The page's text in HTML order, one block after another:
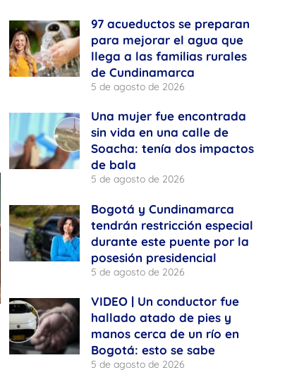
97 acueductos se preparan
para mejorar el agua que
llega a las familias rurales
de Cundinamarca
5 de agosto de 2026
Una mujer fue encontrada
sin vida en una calle de
Soacha: tenía dos impactos
de bala
5 de agosto de 2026
Bogotá y Cundinamarca
tendrán restricción especial
durante este puente por la
posesión presidencial
5 de agosto de 2026
VIDEO | Un conductor fue
hallado atado de pies y
manos cerca de un río en
Bogotá: esto se sabe
5 de agosto de 2026